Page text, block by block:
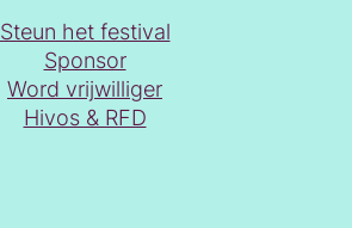
Steun het festival
Sponsor
Word vrijwilliger
Hivos & RFD